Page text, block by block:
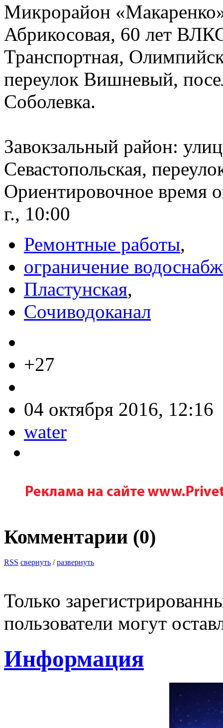
Микрорайон
Абрикосовая, 60 лет
Транспортная,
переулок Вишневый,
Соболевка.
Завокзальный район:
Севастопольская,
Ориентировочное время
г., 10:00
Ремонтные работы,
ограничение
Пластунская,
Сочиводоканал
+27
04 октября 2016, 12:16
water
Комментарии (0)
RSS свернуть /развернуть
Только
пользователи могут
Информация